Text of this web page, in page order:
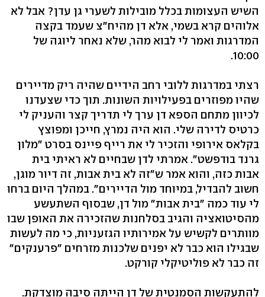
השיש העצומות בכלל מובילות לשערי גן עדן? אבל לא
אלוהים קרא בשמי, אלא דן מהיח"צ שעמד בקצה
המדרגות ואמר לי לבוא מהר, שלא נאחר ליוגה של
10:00.
רצתי במדרגות ללובי רחב הידיים שהיה ריק מדיירים
שהיו מפוזרים בפעילויות השונות. תוך כדי שצעדנו
לכיוון מתחם הספא דן ערך לי תדריך קצר והעניק לי
כרטיס לדירה שלי. הוא היה נמרץ, חייכן ומפוצץ
בקלאס אירופי והזכיר לי את רייף פיינס בסרט "מלון
גרנד בודפשט". אמרתי לדן שבחיים לא ראיתי בית
אבות כזה, והוא אמר ש"זה לא בית אבות, זה דיור מוגן,
חשוב להבדיל, במיוחד מול הדיירים". במהלך היום ברחו
לי עוד כמה "בית אבות" מול דן, שבסוף השתעשע
מהסיטואציה והגיב בסלחנות שהזכירה את האופן שבו
מוותרים לקשיש על אמירותיו הגזעניות, כי מה לעשות
שבגילו הוא כבר לא יפנים שלכנות מזרחים "פרענקים"
זה כבר לא פוליטיקלי קורקט.
להתעקשות הסמנטית של דן הייתה סיבה מוצדקת.